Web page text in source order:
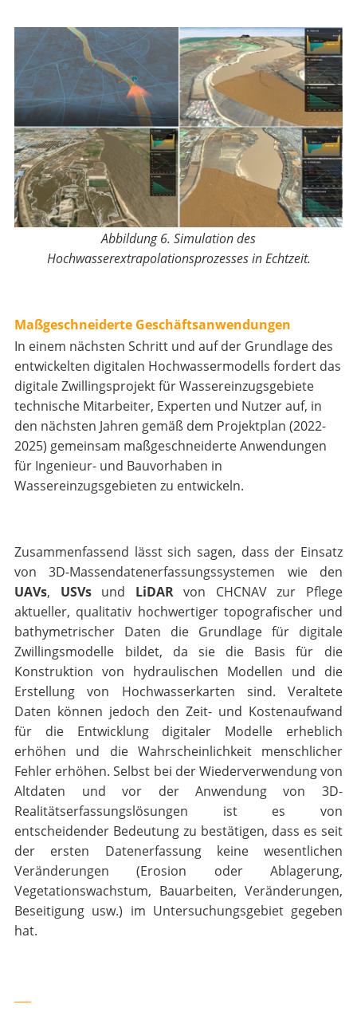
Abbildung 6. Simulation des
Hochwasserextrapolationsprozesses in Echtzeit.
Maßgeschneiderte Geschäftsanwendungen
In einem nächsten Schritt und auf der Grundlage des
entwickelten digitalen Hochwassermodells fordert das
digitale Zwillingsprojekt für Wassereinzugsgebiete
technische Mitarbeiter, Experten und Nutzer auf, in
den nächsten Jahren gemäß dem Projektplan (2022-
2025) gemeinsam maßgeschneiderte Anwendungen
für Ingenieur- und Bauvorhaben in
Wassereinzugsgebieten zu entwickeln.
Zusammenfassend lässt sich sagen, dass der Einsatz
von 3D-Massendatenerfassungssystemen wie den
UAVs, USVsund LiDARvon CHCNAV zur Pflege
aktueller, qualitativ hochwertiger topografischer und
bathymetrischer Daten die Grundlage für digitale
Zwillingsmodelle bildet, da sie die Basis für die
Konstruktion von hydraulischen Modellen und die
Erstellung von Hochwasserkarten sind. Veraltete
Daten können jedoch den Zeit- und Kostenaufwand
für die Entwicklung digitaler Modelle erheblich
erhöhen und die Wahrscheinlichkeit menschlicher
Fehler erhöhen. Selbst bei der Wiederverwendung von
Altdaten und vor der Anwendung von 3D-
Realitätserfassungslösungen ist es von
entscheidender Bedeutung zu bestätigen, dass es seit
der ersten Datenerfassung keine wesentlichen
Veränderungen (Erosion oder Ablagerung,
Vegetationswachstum, Bauarbeiten, Veränderungen,
Beseitigung usw.) im Untersuchungsgebiet gegeben
hat.